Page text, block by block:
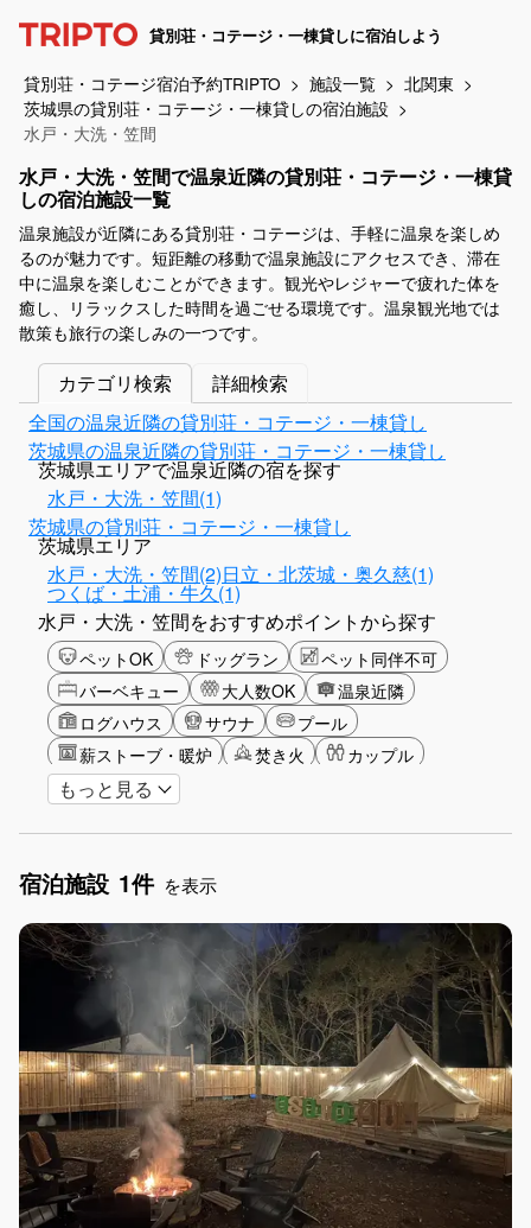
貸別荘・コテージ・一棟貸しに宿泊しよう
貸別荘・コテージ宿泊予約TRIPTO 施設一覧
北関東
茨城県の貸別荘・コテージ・一棟貸しの宿泊施設
水戸・大洗・笠間
水戸・大洗・笠間で温泉近隣の貸別荘・コテージ・一棟貸
しの宿泊施設一覧
温泉施設が近隣にある貸別荘・コテージは、手軽に温泉を楽しめ
るのが魅力です。短距離の移動で温泉施設にアクセスでき、滞在
中に温泉を楽しむことができます。観光やレジャーで疲れた体を
癒し、リラックスした時間を過ごせる環境です。温泉観光地では
散策も旅行の楽しみの一つです。
カテゴリ検索
詳細検索
全国の温泉近隣の貸別荘・コテージ・一棟貸し
茨城県の温泉近隣の貸別荘・コテージ・一棟貸し
茨城県エリアで温泉近隣の宿を探す
水戸・大洗・笠間(1)
茨城県の貸別荘・コテージ・一棟貸し
茨城県エリア
水戸・大洗・笠間(2)日立・北茨城・奥久慈(1)
つくば・土浦・牛久(1)
水戸・大洗・笠間をおすすめポイントから探す
ペットOK ドッグラン
ペット同伴不可
バーベキュー
大人数OK
温泉近隣
ログハウス
サウナ
プール
薪ストーブ・暖炉
焚き火
カップル
大人限定
グリーンツーリズム
アメニティ
もっと見る
宿泊施設 1件 を表示